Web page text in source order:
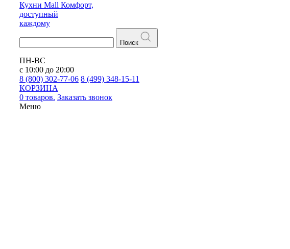
Кухни Mall Комфорт,
доступный
каждому
Поиск
ПН-ВС
с 10:00 до 20:00
8 (800) 302-77-06 8 (499) 348-15-11
КОРЗИНА
0 товаров. Заказать звонок
Меню